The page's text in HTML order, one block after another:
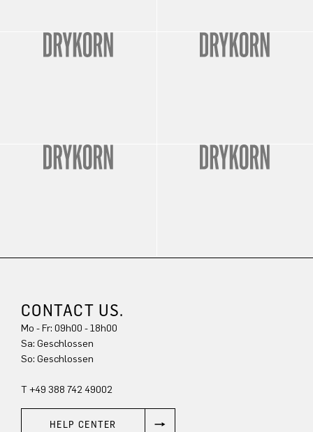
CONTACT US.
Mo - Fr: 09h00 - 18h00
Sa: Geschlossen
So: Geschlossen
T +49 388 742 49002
HELP CENTER